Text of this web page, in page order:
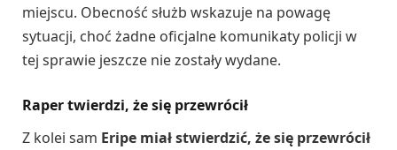
miejscu. Obecność służb wskazuje na powagę
sytuacji, choć żadne oficjalne komunikaty policji w
tej sprawie jeszcze nie zostały wydane.
Raper twierdzi, że się przewrócił
Z kolei sam Eripe miał stwierdzić, że się przewrócił